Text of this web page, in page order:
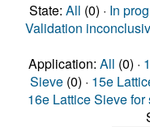
State: All (0) · In
Validation
Application: All (0) ·
Sieve (0) · 15e
16e Lattice Sieve